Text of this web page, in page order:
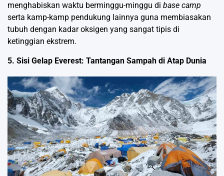
menghabiskan waktu berminggu-minggu di base camp
serta kamp-kamp pendukung lainnya guna membiasakan
tubuh dengan kadar oksigen yang sangat tipis di
ketinggian ekstrem.
5. Sisi Gelap Everest: Tantangan Sampah di Atap Dunia